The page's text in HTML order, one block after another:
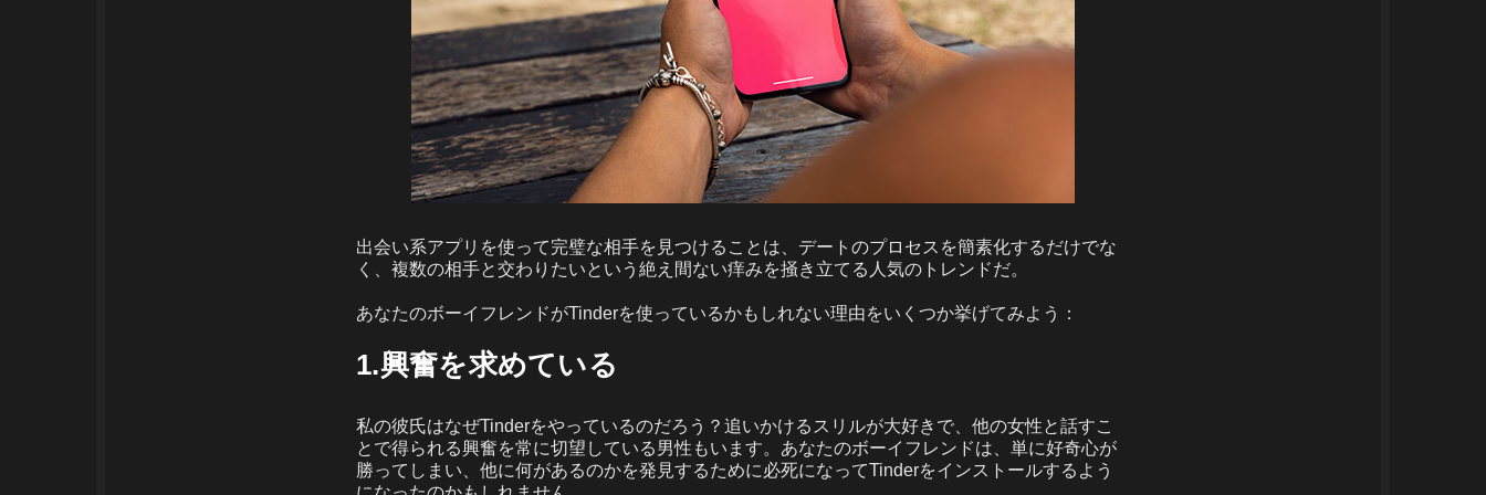
出会い系アプリを使って完璧な相手を見つけることは、デートのプロセスを簡素化するだけでな
く、複数の相手と交わりたいという絶え間ない痒みを掻き立てる人気のトレンドだ。
あなたのボーイフレンドがTinderを使っているかもしれない理由をいくつか挙げてみよう：
1.興奮を求めている
私の彼氏はなぜTinderをやっているのだろう？追いかけるスリルが大好きで、他の女性と話すこ
とで得られる興奮を常に切望している男性もいます。あなたのボーイフレンドは、単に好奇心が
勝ってしまい、他に何があるのかを発見するために必死になってTinderをインストールするよう